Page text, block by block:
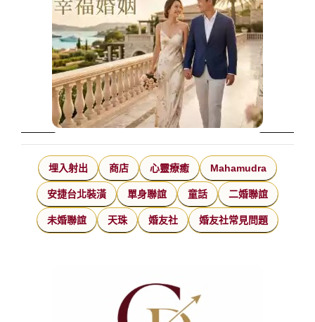
埋入射出 商店 心靈療癒 Mahamudra
安捷台北裝潢 單身聯誼 童話 二婚聯誼
未婚聯誼 天珠 婚友社 婚友社常見問題